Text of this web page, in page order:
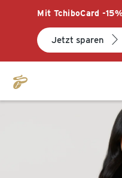
Mit TchiboCard -
Jetzt sparen